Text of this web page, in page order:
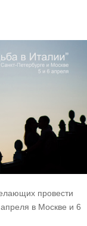
провести
в Москве и 6